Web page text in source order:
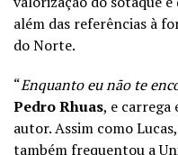
além das referências à
do Norte.
“Enquanto eu não te
Pedro Rhuas, e carrega
autor. Assim como Lucas,
também frequentou a